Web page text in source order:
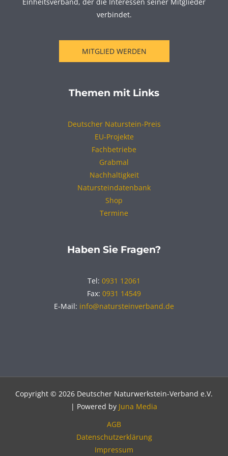
verbindet.
MITGLIED WERDEN
Themen mit Links
Deutscher Naturstein-Preis
EU-Projekte
Fachbetriebe
Grabmal
Nachhaltigkeit
Natursteindatenbank
Shop
Termine
Haben Sie Fragen?
Tel: 0931 12061
Fax: 0931 14549
E-Mail: info@natursteinverband.de
Copyright © 2026 Deutscher Naturwerkstein-Verband e.V.
| Powered by Juna Media
AGB
Datenschutzerklärung
Impressum